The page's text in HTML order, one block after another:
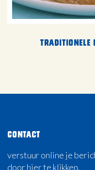
Traditionele
Contact
verstuur online je
door hier te klikken.